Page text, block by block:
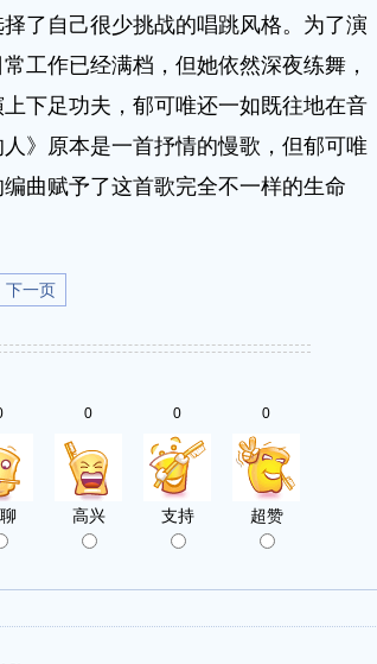
了自己很少挑战的唱跳风格。为了演
工作已经满档，但她依然深夜练舞，
下足功夫，郁可唯还一如既往地在音
》原本是一首抒情的慢歌，但郁可唯
曲赋予了这首歌完全不一样的生命
下一页
0
高兴
0
支持
0
超赞